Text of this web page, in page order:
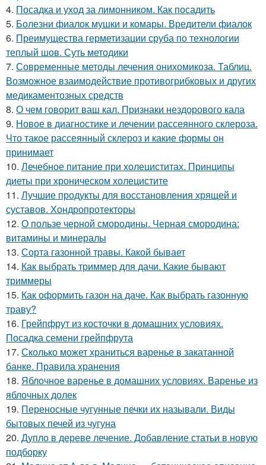
4. Посадка и уход за лимонником. Как посадить
5. Болезни фиалок мушки и комары. Вредители фиалок
6. Преимущества герметизации сруба по технологии
теплый шов. Суть методики
7. Современные методы лечения онихомикоза. Таблиц.
Возможное взаимодействие противогрибковых и других
медикаментозных средств
8. О чем говорит ваш кал. Признаки нездорового кала
9. Новое в диагностике и лечении рассеянного склероза.
Что такое рассеянный склероз и какие формы он
принимает
10. Лечебное питание при холециститах. Принципы
диеты при хроническом холецистите
11. Лучшие продукты для восстановления хрящей и
суставов. Хондропротекторы
12. О пользе черной смородины. Черная смородина:
витамины и минералы
13. Сорта газонной травы. Какой бывает
14. Как выбрать триммер для дачи. Какие бывают
триммеры
15. Как оформить газон на даче. Как выбрать газонную
траву?
16. Грейпфрут из косточки в домашних условиях.
Посадка семени грейпфрута
17. Сколько может храниться варенье в закатанной
банке. Правила хранения
18. Яблочное варенье в домашних условиях. Варенье из
яблочных долек
19. Переносные чугунные печки их называли. Виды
бытовых печей из чугуна
20. Дупло в дереве лечение. Добавление статьи в новую
подборку